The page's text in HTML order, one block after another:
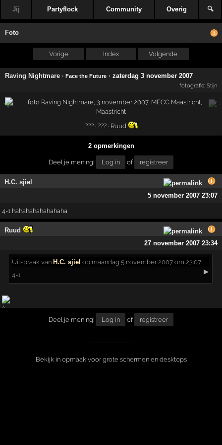
Jij Partyflock Community Overig 🔍
Foto
Vorige Index Volgende
Raving Nightmare · Face the Future ·zaterdag 3 november 2007
fotografie: Stijn
??? · ??? · Ruud
2 opmerkingen
Deel je mening! Log in of registreer
H.C. sjiel
5 november 2007 23:07
4-1 hahahahahahahaha
Ruud
27 november 2007 23:34
Uitspraak van H.C. sjiel op maandag 5 november 2007 om 23:07:
▶
4-1
Deel je mening! Log in of registreer
Bekijk in opmaak voor grote schermen en desktops